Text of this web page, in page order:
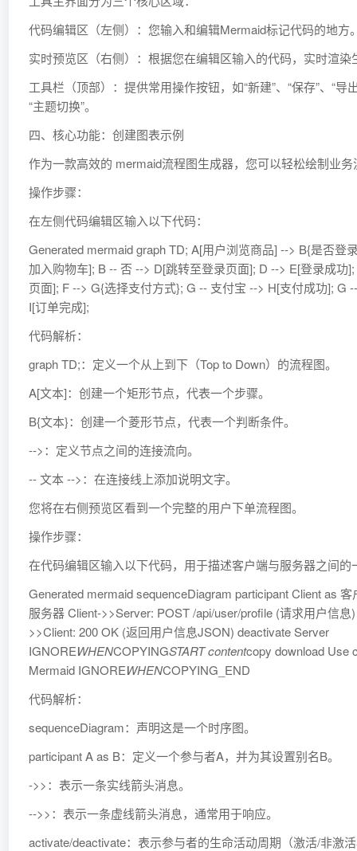
代码编辑区（左侧）：您输入和编辑Mermaid标记代码的地方
实时预览区（右侧）：根据您在编辑区输入的代码，实时渲染
工具栏（顶部）：提供常用操作按钮，如“新建”、“保存”、“导
“主题切换”。
四、核心功能：创建图表示例
作为一款高效的 mermaid流程图生成器，您可以轻松绘制业务
操作步骤：
在左侧代码编辑区输入以下代码：
Generated mermaid graph TD; A[用户浏览商品] --> B{是否登
加入购物车]; B -- 否 --> D[跳转至登录页面]; D --> E[登录成功
页面]; F --> G{选择支付方式}; G -- 支付宝 --> H[支付成功]; G
I[订单完成];
代码解析：
graph TD;：定义一个从上到下（Top to Down）的流程图。
A[文本]：创建一个矩形节点，代表一个步骤。
B{文本}：创建一个菱形节点，代表一个判断条件。
-->：定义节点之间的连接流向。
-- 文本 -->：在连接线上添加说明文字。
您将在右侧预览区看到一个完整的用户下单流程图。
操作步骤：
在代码编辑区输入以下代码，用于描述客户端与服务器之间的
Generated mermaid sequenceDiagram participant Client as
服务器 Client->>Server: POST /api/user/profile (请求用户信
>>Client: 200 OK (返回用户信息JSON) deactivate Server
IGNOREWHENCOPYINGSTART contentcopy download Use
Mermaid IGNOREWHENCOPYING_END
代码解析：
sequenceDiagram：声明这是一个时序图。
participant A as B：定义一个参与者A，并为其设置别名B。
->>：表示一条实线箭头消息。
-->>：表示一条虚线箭头消息，通常用于响应。
activate/deactivate：表示参与者的生命活动周期（激活/非激